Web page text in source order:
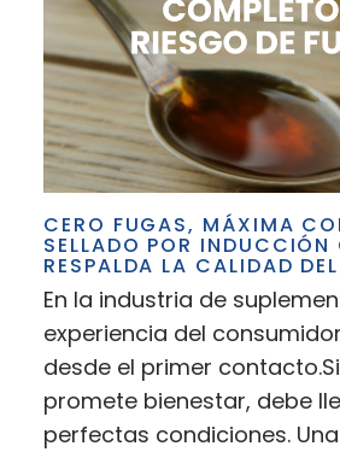
CERO FUGAS, MÁXIMA
SELLADO POR INDUCCIÓN
RESPALDA LA CALIDAD
En la industria de
experiencia del
desde el primer
promete bienestar, debe
perfectas condiciones.